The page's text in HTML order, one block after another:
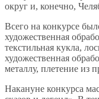
округ и, конечно,
Всего на конкурсе
художественная
текстильная кукла,
художественная
металлу, плетение из
Накануне конкурса